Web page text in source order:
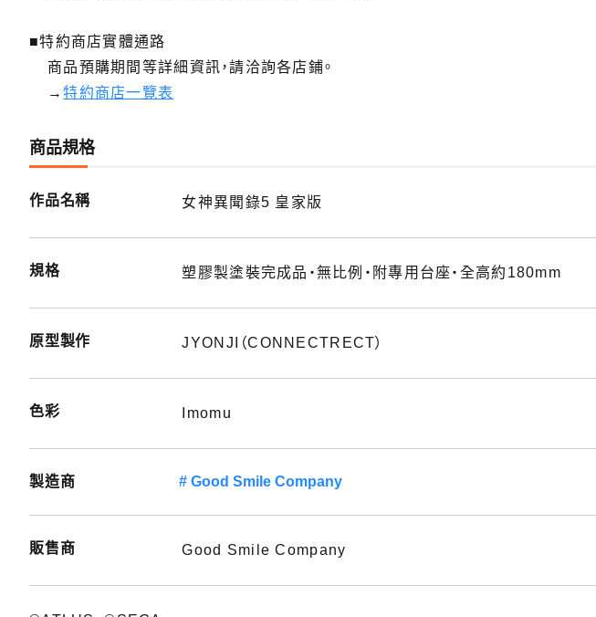
■特約商店實體通路
商品預購期間等詳細資訊，請洽詢各店鋪。
→特約商店一覽表
商品規格
作品名稱 女神異聞錄5 皇家版
規格 塑膠製塗裝完成品・無比例・附專用台座・全高約180mm
原型製作 JYONJI（CONNECTRECT）
色彩 Imomu
製造商 Good Smile Company
販售商 Good Smile Company